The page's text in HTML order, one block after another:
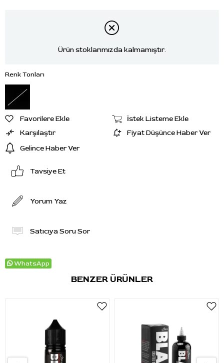
Ürün stoklarımızda kalmamıştır.
Renk Tonları
Favorilere Ekle
İstek Listeme Ekle
Karşılaştır
Fiyat Düşünce Haber Ver
Gelince Haber Ver
Tavsiye Et
Yorum Yaz
Satıcıya Soru Sor
WhatsApp
BENZER ÜRÜNLER